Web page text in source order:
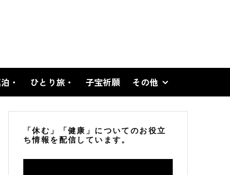
・ ひとり旅・ 子宝祈願 その他
「休む」「健康」についてのお役立
ち情報を配信しています。